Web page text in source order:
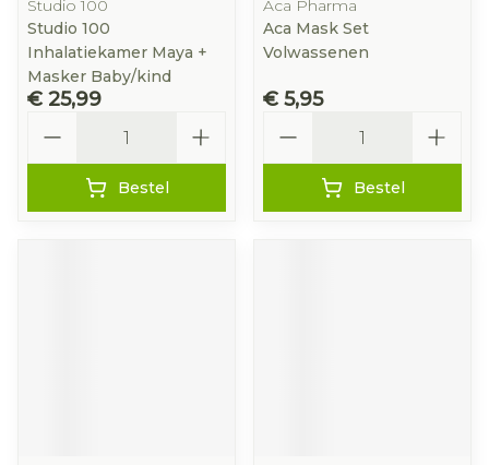
Studio 100
Studio 100
Inhalatiekamer Maya +
Masker Baby/kind
€ 25,99
Bestel
Aca Pharma
Aca Mask Set
Volwassenen
€ 5,95
Bestel